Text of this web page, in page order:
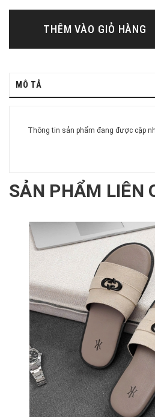
THÊM VÀO GIỎ HÀNG
MÔ TẢ
Thông tin sản phẩm đang được cập
SẢN PHẨM LIÊN